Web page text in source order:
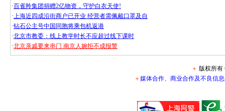
·百雀羚集团捐赠2亿物资，守护白衣天使!
·上海近四成沿街商户已开业 经营者需佩戴口罩及自
·钻石公主号中国同胞将乘包机返港
·北京市教委：线上教学时长不应超过线下课时
·北京亲戚要来串门 南京人婉拒不成报警
＋ 版权所有
＋媒体合作、商业合作及不良信